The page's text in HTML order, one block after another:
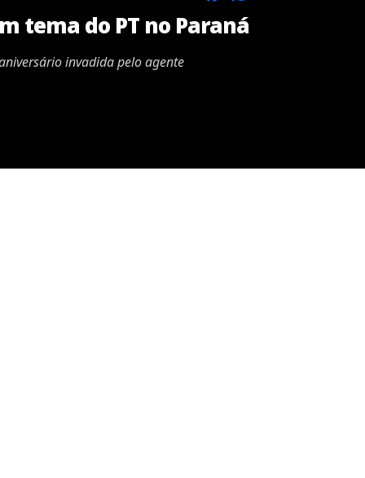
tema do PT no Paraná
invadida pelo agente